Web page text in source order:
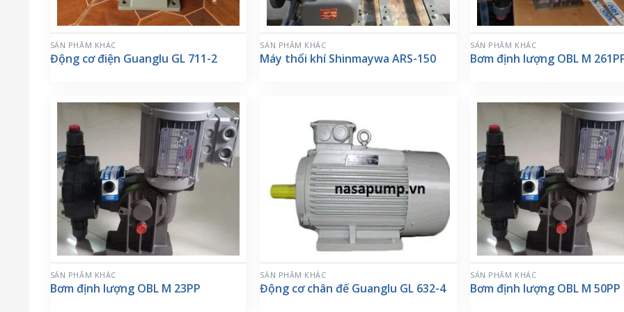
SẢN PHẨM KHÁC
Động cơ điện Guanglu GL 711-2
SẢN PHẨM KHÁC
Máy thổi khí Shinmaywa ARS-150
SẢN PHẨM KHÁC
Bơm định lượng OBL M
SẢN PHẨM KHÁC
Bơm định lượng OBL M 23PP
SẢN PHẨM KHÁC
Động cơ chân đế Guanglu GL 632-4
SẢN PHẨM KHÁC
Bơm định lượng OBL M 50PP